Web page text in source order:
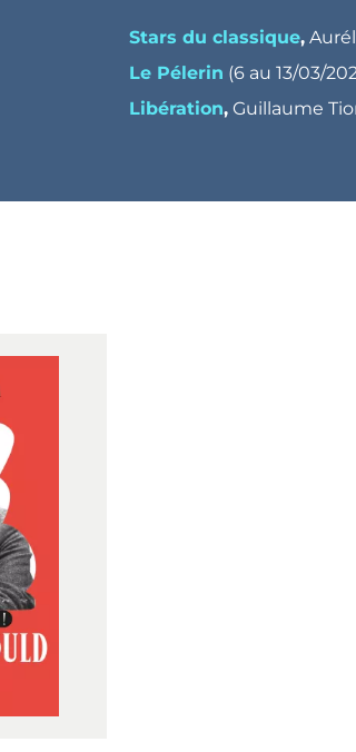
Stars du classique,
Le Pélerin (6 au 13/03/
Libération, Guillaume